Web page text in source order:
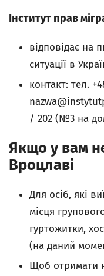
Інститут прав
відповідає на
ситуації в
контакт: тел.
/ 202 (№3 на
Якщо у вам
Вроцлаві
Для осіб, які
місця
гуртожитки,
(на даний
Щоб отримати